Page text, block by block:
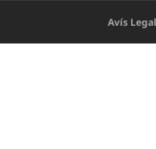
Avís Legal